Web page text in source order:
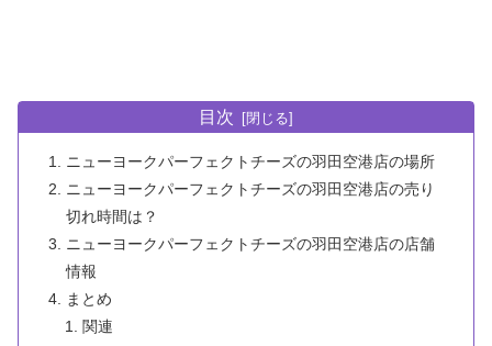
目次
ニューヨークパーフェクトチーズの羽田空港店の場所
ニューヨークパーフェクトチーズの羽田空港店の売り
切れ時間は？
ニューヨークパーフェクトチーズの羽田空港店の店舗
情報
まとめ
関連